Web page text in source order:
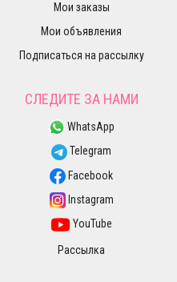
Мои заказы
Мои объявления
Подписаться на рассылку
СЛЕДИТЕ ЗА НАМИ
WhatsApp
Telegram
Facebook
Instagram
YouTube
Рассылка